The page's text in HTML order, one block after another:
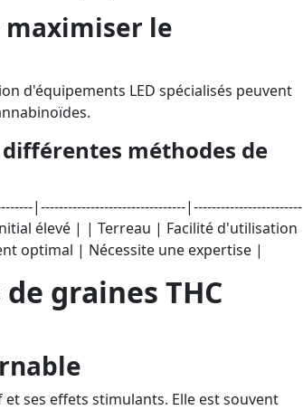
maximiser le
d'équipements LED spécialisés peuvent
méthodes de
|--------------------------------|------------------------
élevé | | Terreau | Facilité d'utilisation
optimal | Nécessite une expertise |
graines THC
ses effets stimulants. Elle est souvent